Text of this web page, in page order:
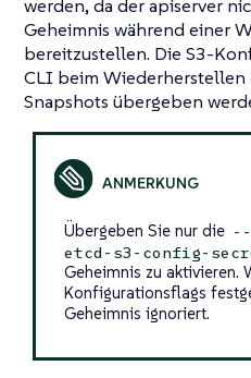
werden, da der apiserver
Geheimnis während einer
bereitzustellen. Die S3-
CLI beim Wiederherstellen
Snapshots übergeben
Übergeben Sie nur die
etcd-s3-config-
Geheimnis zu aktivieren.
Konfigurationsflags
Geheimnis ignoriert.